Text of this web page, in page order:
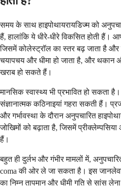
समय के साथ हाइपोथायरायडिज्म को
हैं, हालांकि ये धीरे-धीरे विकसित होती हैं।
जिसमें कोलेस्ट्रॉल का स्तर बढ़ जाता है और
चयापचय और धीमा हो जाता है, और
खराब हो सकते हैं।
मानसिक स्वास्थ्य भी प्रभावित हो सकता
संज्ञानात्मक कठिनाइयां गहरा सकती हैं।
और गर्भावस्था के दौरान अनुपचारित
जोखिमों को बढ़ाता है, जिसमें
हैं।
बहुत ही दुर्लभ और गंभीर मामलों में,
coma की ओर ले जा सकता है। इस जानलेवा
का निम्न तापमान और धीमी गति से सांस